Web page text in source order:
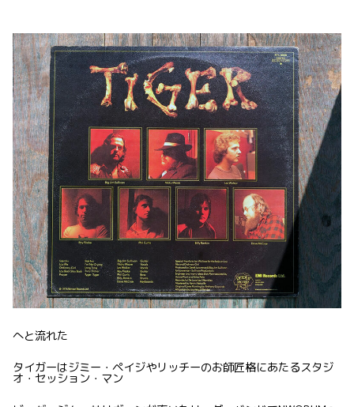
へと流れた
タイガーはジミー・ペイジやリッチーのお師匠格にあたるスタジ
オ・セッション・マン